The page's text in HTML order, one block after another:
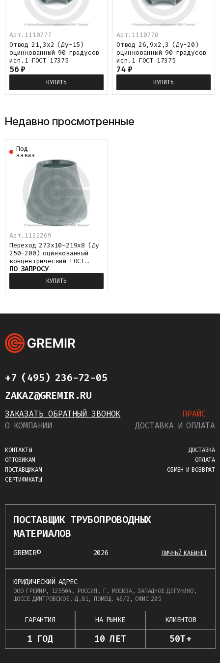
Арт.1110777
Отвод 21,3х2 (Ду-15)
оцинкованный 90 градусов
исп.1 ГОСТ 17375
56 ₽
КУПИТЬ
Арт.1110778
Отвод 26,9х2,3 (Ду-20)
оцинкованный 90 градусов
исп.1 ГОСТ 17375
74 ₽
КУПИТЬ
Недавно просмотренные
Арт. 1122269
Под
заказ
Переход 273х10-219х8 (Ду
250-200) оцинкованный
концентрический ГОСТ
17378
ПО ЗАПРОСУ
КУПИТЬ
+7 (495) 236-72-05
ZAKAZ@GREMIR.RU
ЗАКАЗАТЬ ОБРАТНЫЙ ЗВОНОК
ПРАЙС
О КОМПАНИИ
КОНТАКТЫ
ОПТОВИКАМ
ПОСТАВЩИКАМ
СЕРТИФИКАТЫ
ДОСТАВКА И ОПЛАТА
ДОСТАВКА
ОПЛАТА
ОБМЕН И ВОЗВРАТ
ПОСТАВЩИК ТРУБОПРОВОДНЫХ
МАТЕРИАЛОВ
GREMIR© 2026 ЛИЧНЫЙ КАБИНЕТ
ЮРИДИЧЕСКИЙ АДРЕС
ООО ГРЕМИР, 125504, РОССИЯ, Г. МОСКВА, ЗАПАДНОЕ ДЕГУНИНО,
ШОССЕ ДМИТРОВСКОЕ, Д.81, ПОМЕЩ. 46/2, ОФИС 205
ГАРАНТИЯ
1 ГОД
НА РЫНКЕ
10 ЛЕТ
КЛИЕНТОВ
50Т+